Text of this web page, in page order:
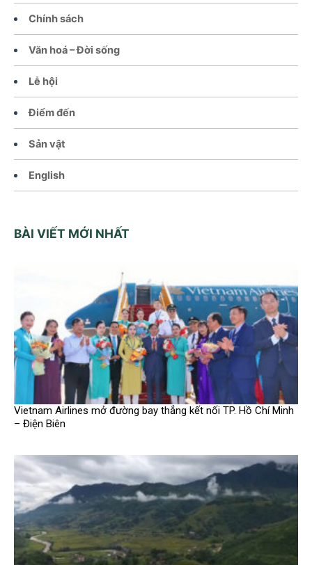
Chính sách
Văn hoá – Đời sống
Lễ hội
Điểm đến
Sản vật
English
BÀI VIẾT MỚI NHẤT
Vietnam Airlines mở đường bay thẳng kết nối TP. Hồ Chí Minh
– Điện Biên